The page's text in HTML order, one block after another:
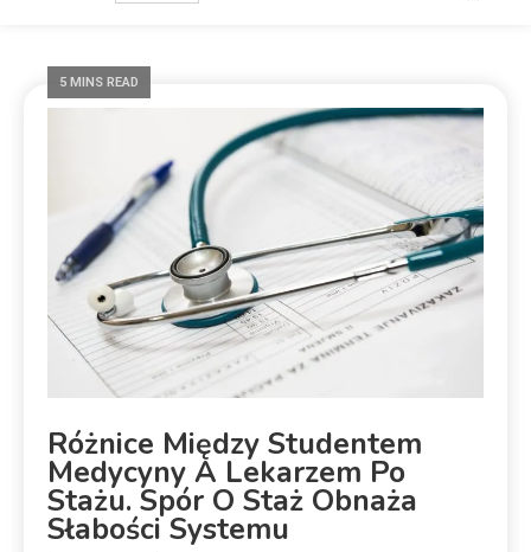
5 MINS READ
Różnice Między Studentem
Medycyny A Lekarzem Po
Stażu. Spór O Staż Obnaża
Słabości Systemu